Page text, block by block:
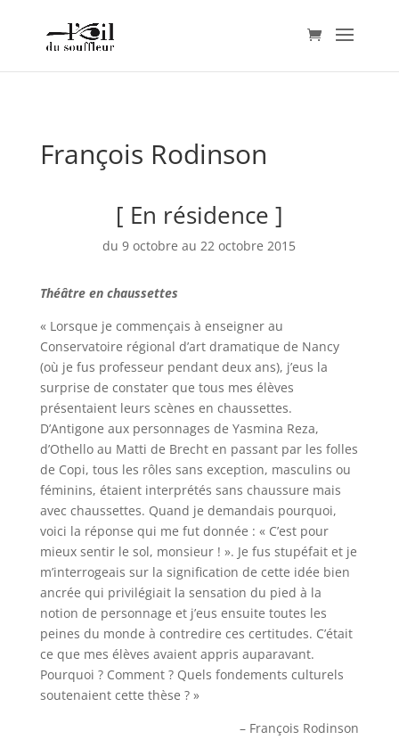
François Rodinson
[ En résidence ]
du 9 octobre au 22 octobre 2015
Théâtre en chaussettes
« Lorsque je commençais à enseigner au
Conservatoire régional d’art dramatique de Nancy
(où je fus professeur pendant deux ans), j’eus la
surprise de constater que tous mes élèves
présentaient leurs scènes en chaussettes.
D’Antigone aux personnages de Yasmina Reza,
d’Othello au Matti de Brecht en passant par les folles
de Copi, tous les rôles sans exception, masculins ou
féminins, étaient interprétés sans chaussure mais
avec chaussettes. Quand je demandais pourquoi,
voici la réponse qui me fut donnée : « C’est pour
mieux sentir le sol, monsieur ! ». Je fus stupéfait et je
m’interrogeais sur la signification de cette idée bien
ancrée qui privilégiait la sensation du pied à la
notion de personnage et j’eus ensuite toutes les
peines du monde à contredire ces certitudes. C’était
ce que mes élèves avaient appris auparavant.
Pourquoi ? Comment ? Quels fondements culturels
soutenaient cette thèse ? »
– François Rodinson